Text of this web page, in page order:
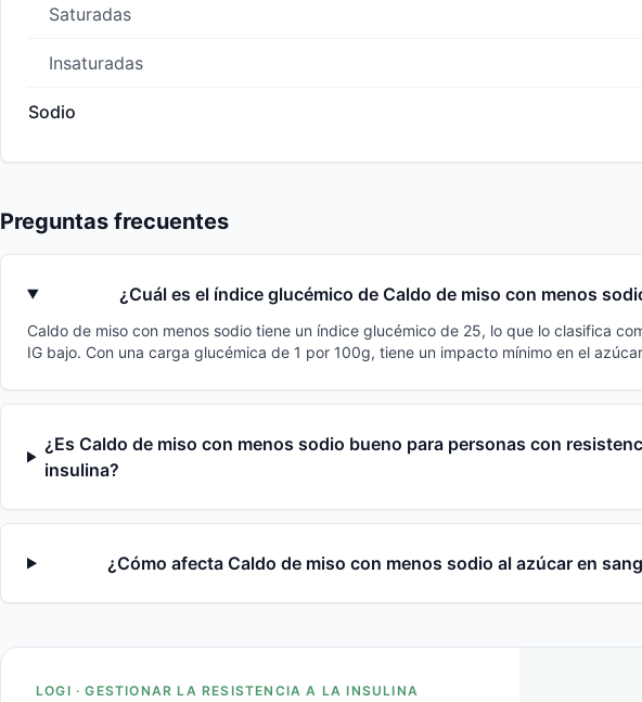
Saturadas
Insaturadas
Sodio
Preguntas frecuentes
¿Cuál es el índice glucémico de Caldo de miso con menos
Caldo de miso con menos sodio tiene un índice glucémico de 25, lo que lo clasifica
IG bajo. Con una carga glucémica de 1 por 100g, tiene un impacto mínimo en el
¿Es Caldo de miso con menos sodio bueno para personas con
insulina?
¿Cómo afecta Caldo de miso con menos sodio al azúcar en
LOGI · GESTIONAR LA RESISTENCIA A LA INSULINA